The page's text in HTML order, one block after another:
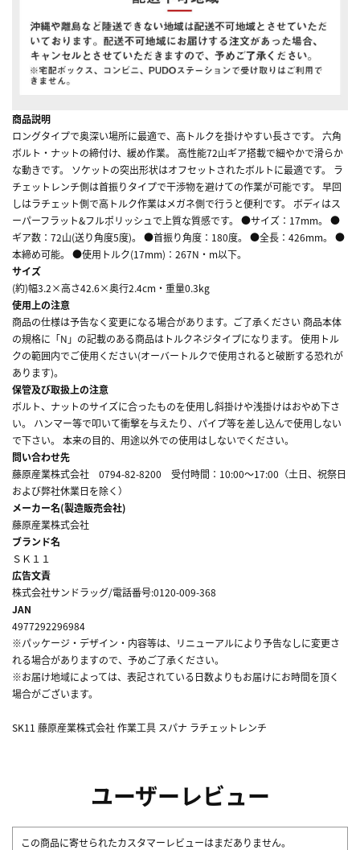
商品説明
ロングタイプで奥深い場所に最適で、高トルクを掛けやすい長さです。 六角
ボルト・ナットの締付け、緩め作業。 高性能72山ギア搭載で細やかで滑らか
な動きです。 ソケットの突出形状はオフセットされたボルトに最適です。 ラ
チェットレンチ側は首振りタイプで干渉物を避けての作業が可能です。 早回
しはラチェット側で高トルク作業はメガネ側で行うと便利です。 ボディはス
ーパーフラット&フルポリッシュで上質な質感です。 ●サイズ：17mm。 ●
ギア数：72山(送り角度5度)。 ●首振り角度：180度。 ●全長：426mm。 ●
本締め可能。 ●使用トルク(17mm)：267N・m以下。
サイズ
(約)幅3.2×高さ42.6×奥行2.4cm・重量0.3kg
使用上の注意
商品の仕様は予告なく変更になる場合があります。ご了承ください 商品本体
の規格に「N」の記載のある商品はトルクネジタイプになります。 使用トル
クの範囲内でご使用ください(オーバートルクで使用されると破断する恐れが
あります)。
保管及び取扱上の注意
ボルト、ナットのサイズに合ったものを使用し斜掛けや浅掛けはおやめ下さ
い。 ハンマー等で叩いて衝撃を与えたり、パイプ等を差し込んで使用しない
で下さい。 本来の目的、用途以外での使用はしないでください。
問い合わせ先
藤原産業株式会社 0794-82-8200 受付時間：10:00～17:00（土日、祝祭日
および弊社休業日を除く）
メーカー名(製造販売会社)
藤原産業株式会社
ブランド名
ＳＫ１１
広告文責
株式会社サンドラッグ/電話番号:0120-009-368
JAN
4977292296984
※パッケージ・デザイン・内容等は、リニューアルにより予告なしに変更さ
れる場合がありますので、予めご了承ください。
※お届け地域によっては、表記されている日数よりもお届けにお時間を頂く
場合がございます。
SK11 藤原産業株式会社 作業工具 スパナ ラチェットレンチ
ユーザーレビュー
この商品に寄せられたカスタマーレビューはまだありません。